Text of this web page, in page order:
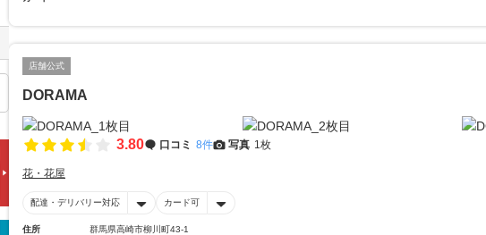
店舗公式
DORAMA
3.80 口コミ 8件 写真 1枚
花・花屋
配達・デリバリー対応 カード可
住所
群馬県高崎市柳川町43-1